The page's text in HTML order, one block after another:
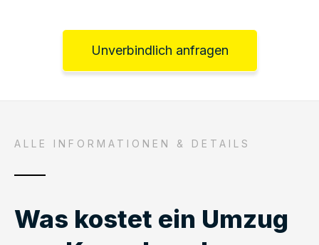
Unverbindlich anfragen
ALLE INFORMATIONEN & DETAILS
Was kostet ein Umzug